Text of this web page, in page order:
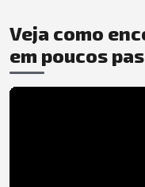
Veja como
em poucos